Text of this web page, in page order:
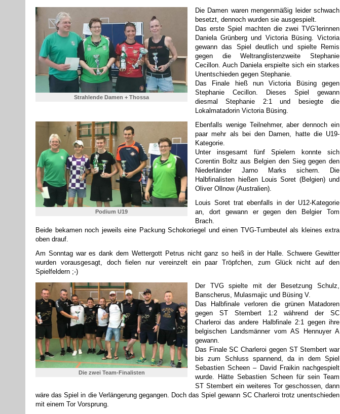
Strahlende Damen + Thossa
Die Damen waren mengenmäßig leider schwach
besetzt, dennoch wurden sie ausgespielt.
Das erste Spiel machten die zwei TVG’lerinnen
Daniela Grünberg und Victoria Büsing. Victoria
gewann das Spiel deutlich und spielte Remis
gegen die Weltranglistenzweite Stephanie
Cecillon. Auch Daniela erspielte sich ein starkes
Unentschieden gegen Stephanie.
Das Finale hieß nun Victoria Büsing gegen
Stephanie Cecillon. Dieses Spiel gewann
diesmal Stephanie 2:1 und besiegte die
Lokalmatadorin Victoria Büsing.
Podium U19
Ebenfalls wenige Teilnehmer, aber dennoch ein
paar mehr als bei den Damen, hatte die U19-
Kategorie.
Unter insgesamt fünf Spielern konnte sich
Corentin Boltz aus Belgien den Sieg gegen den
Niederländer Jarno Marks sichern. Die
Halbfinalisten hießen Louis Soret (Belgien) und
Oliver Ollnow (Australien).
Louis Soret trat ebenfalls in der U12-Kategorie
an, dort gewann er gegen den Belgier Tom
Brach.
Beide bekamen noch jeweils eine Packung Schokoriegel und einen TVG-Turnbeutel als kleines extra
oben drauf.
Am Sonntag war es dank dem Wettergott Petrus nicht ganz so heiß in der Halle. Schwere Gewitter
wurden vorausgesagt, doch fielen nur vereinzelt ein paar Tröpfchen, zum Glück nicht auf den
Spielfeldern ;-)
Die zwei Team-Finalisten
Der TVG spielte mit der Besetzung Schulz,
Banscherus, Mulasmajic und Büsing V.
Das Halbfinale verloren die grünen Matadoren
gegen ST Stembert 1:2 während der SC
Charleroi das andere Halbfinale 2:1 gegen ihre
belgischen Landsmänner vom AS Hennuyer A
gewann.
Das Finale SC Charleroi gegen ST Stembert war
bis zum Schluss spannend, da in dem Spiel
Sebastien Scheen – David Fraikin nachgespielt
wurde. Hätte Sebastien Scheen für sein Team
ST Stembert ein weiteres Tor geschossen, dann
wäre das Spiel in die Verlängerung gegangen. Doch das Spiel gewann SC Charleroi trotz unentschieden
mit einem Tor Vorsprung.